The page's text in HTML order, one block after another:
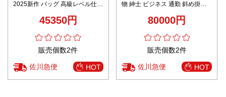
2025新作 バッグ 高級レベル仕様
45350円
販売個数2件
佐川急便 HOT
物 紳士 ビジネス 通勤 斜め掛け
80000円
販売個数2件
佐川急便 HOT